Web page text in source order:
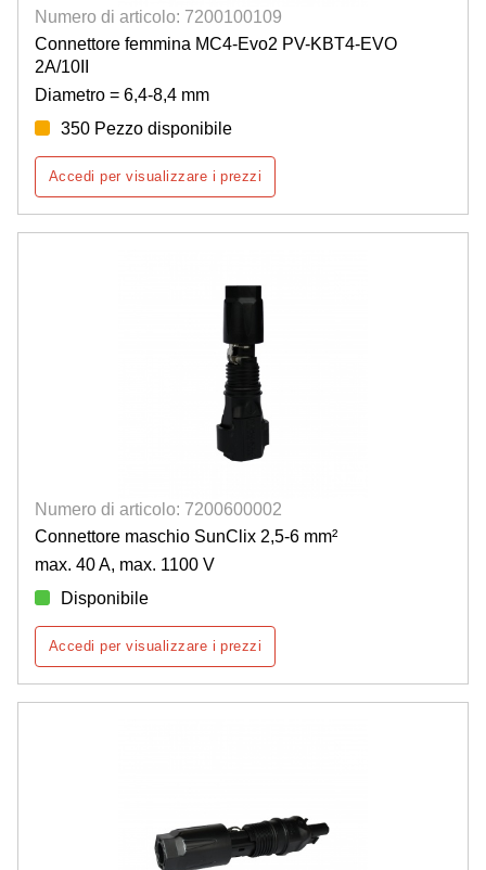
Numero di articolo: 7200100109
Connettore femmina MC4-Evo2 PV-KBT4-EVO
2A/10II
Diametro = 6,4-8,4 mm
350 Pezzo disponibile
Accedi per visualizzare i prezzi
Numero di articolo: 7200600002
Connettore maschio SunClix 2,5-6 mm²
max. 40 A, max. 1100 V
Disponibile
Accedi per visualizzare i prezzi